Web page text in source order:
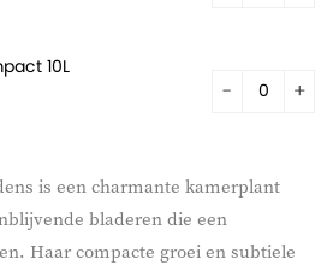
is een charmante kamerplant
bladeren die een
Haar compacte groei en subtiele
10L